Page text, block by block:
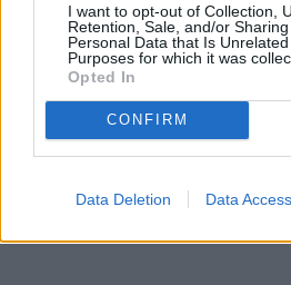
I want to opt-out of Collection,
Retention, Sale, and/or
Personal Data that Is
Purposes for which it was
Opted In
CONFIRM
Data Deletion Data Access